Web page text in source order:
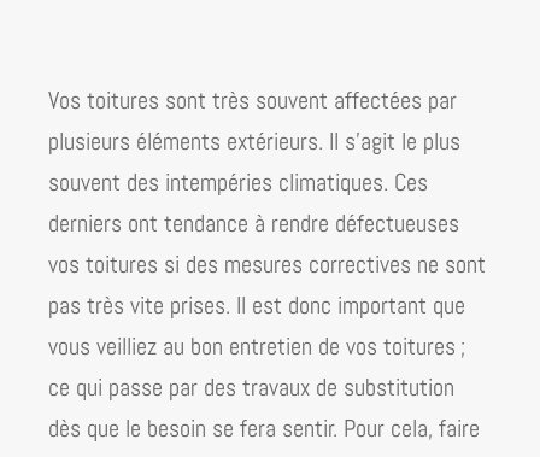
Vos toitures sont très souvent affectées par
plusieurs éléments extérieurs. Il s’agit le plus
souvent des intempéries climatiques. Ces
derniers ont tendance à rendre défectueuses
vos toitures si des mesures correctives ne sont
pas très vite prises. Il est donc important que
vous veilliez au bon entretien de vos toitures ;
ce qui passe par des travaux de substitution
dès que le besoin se fera sentir. Pour cela, faire